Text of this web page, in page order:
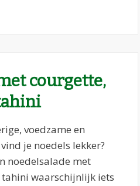
courgette,
voedzame en
je noedels lekker?
noedelsalade met
waarschijnlijk iets